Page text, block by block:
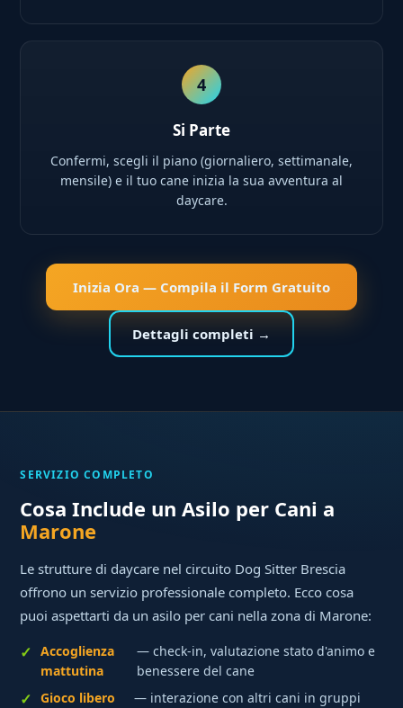
4
Si Parte
Confermi, scegli il piano (giornaliero, settimanale,
mensile) e il tuo cane inizia la sua avventura al
daycare.
Inizia Ora — Compila il Form Gratuito
Dettagli completi →
SERVIZIO COMPLETO
Cosa Include un Asilo per Cani a
Marone
Le strutture di daycare nel circuito Dog Sitter Brescia
offrono un servizio professionale completo. Ecco cosa
puoi aspettarti da un asilo per cani nella zona di Marone:
Accoglienza
mattutina
— check-in, valutazione stato d'animo e
benessere del cane
Gioco libero
— interazione con altri cani in gruppi